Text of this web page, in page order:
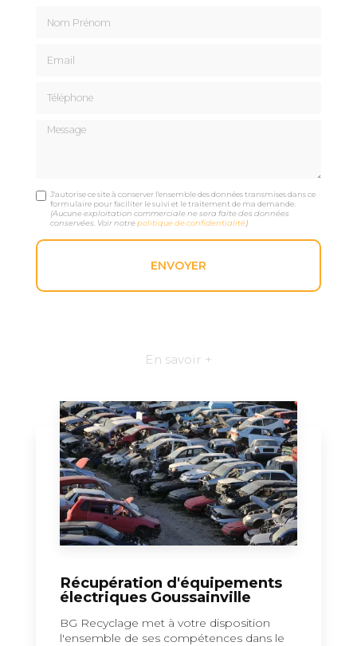
Message
J'autorise ce site à conserver l'ensemble des données transmises dans ce
formulaire pour faciliter le suivi et le traitement de ma demande.
(Aucune exploitation commerciale ne sera faite des données
conservées. Voir notrepolitique de confidentialité)
En savoir +
Récupération d'équipements
électriques Goussainville
BG Recyclage met à votre disposition
l'ensemble de ses compétences dans le